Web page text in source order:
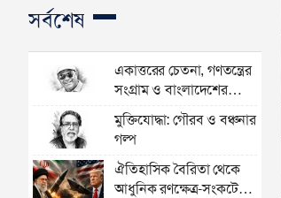
সর্বশেষ
একাত্তরের চেতনা, গণতন্ত্রের
সংগ্রাম ও বাংলাদেশের
অভিযাত্রা
মুক্তিযোদ্ধা: গৌরব ও বঞ্চনার
গল্প
ঐতিহাসিক বৈরিতা থেকে
আধুনিক রণক্ষেত্র-সংকটের